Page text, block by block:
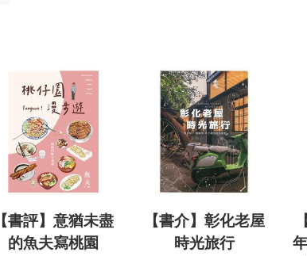
【書評】意猶未盡
的魚夫寫桃園
【書介】彰化老屋
時光旅行